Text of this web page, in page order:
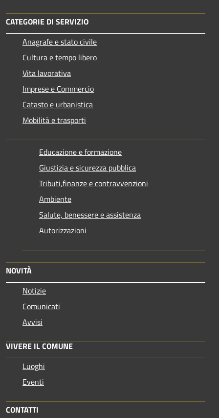
CATEGORIE DI SERVIZIO
Anagrafe e stato civile
Cultura e tempo libero
Vita lavorativa
Imprese e Commercio
Catasto e urbanistica
Mobilità e trasporti
Educazione e formazione
Giustizia e sicurezza pubblica
Tributi,finanze e contravvenzioni
Ambiente
Salute, benessere e assistenza
Autorizzazioni
NOVITÀ
Notizie
Comunicati
Avvisi
VIVERE IL COMUNE
Luoghi
Eventi
CONTATTI